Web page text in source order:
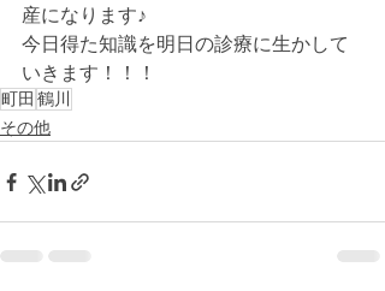
産になります♪
今日得た知識を明日の診療に生かして
いきます！！！
町田 鶴川
その他